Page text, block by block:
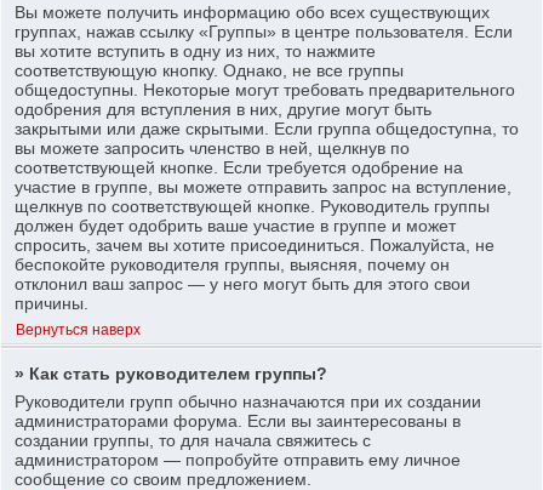
Вы можете получить информацию обо всех существующих
группах, нажав ссылку «Группы» в центре пользователя. Если
вы хотите вступить в одну из них, то нажмите
соответствующую кнопку. Однако, не все группы
общедоступны. Некоторые могут требовать предварительного
одобрения для вступления в них, другие могут быть
закрытыми или даже скрытыми. Если группа общедоступна, то
вы можете запросить членство в ней, щелкнув по
соответствующей кнопке. Если требуется одобрение на
участие в группе, вы можете отправить запрос на вступление,
щелкнув по соответствующей кнопке. Руководитель группы
должен будет одобрить ваше участие в группе и может
спросить, зачем вы хотите присоединиться. Пожалуйста, не
беспокойте руководителя группы, выясняя, почему он
отклонил ваш запрос — у него могут быть для этого свои
причины.
Вернуться наверх
» Как стать руководителем группы?
Руководители групп обычно назначаются при их создании
администраторами форума. Если вы заинтересованы в
создании группы, то для начала свяжитесь с
администратором — попробуйте отправить ему личное
сообщение со своим предложением.